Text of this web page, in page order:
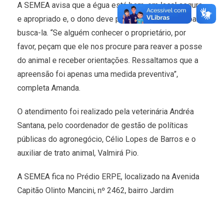
A SEMEA avisa que a égua está bem, em local seguro
e apropriado e, o dono deve procurar a secretaria para
busca-la. “Se alguém conhecer o proprietário, por
favor, peçam que ele nos procure para reaver a posse
do animal e receber orientações. Ressaltamos que a
apreensão foi apenas uma medida preventiva”,
completa Amanda.
O atendimento foi realizado pela veterinária Andréa
Santana, pelo coordenador de gestão de políticas
públicas do agronegócio, Célio Lopes de Barros e o
auxiliar de trato animal, Valmirá Pio.
A SEMEA fica no Prédio ERPE, localizado na Avenida
Capitão Olinto Mancini, nº 2462, bairro Jardim